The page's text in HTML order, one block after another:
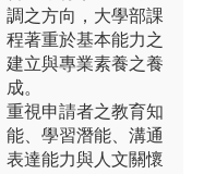
調之方向，大學部課
程著重於基本能力之
建立與專業素養之養
成。
重視申請者之教育知
能、學習潛能、溝通
表達能力與人文關懷